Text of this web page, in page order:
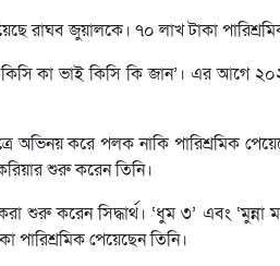
রাঘব জুয়ালকে। ৭০ লাখ টাকা
কা ভাই কিসি কি জান’। এর আগে
অভিনয় করে পলক নাকি পারিশ্রমিক
শুরু করেন তিনি।
শুরু করেন সিদ্ধার্থ। ‘ধুম ৩’ এবং
পারিশ্রমিক পেয়েছেন তিনি।